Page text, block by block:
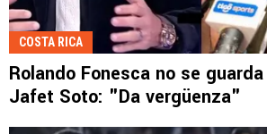
COSTA RICA
Rolando Fonesca no se
Jafet Soto: "Da vergüenza"